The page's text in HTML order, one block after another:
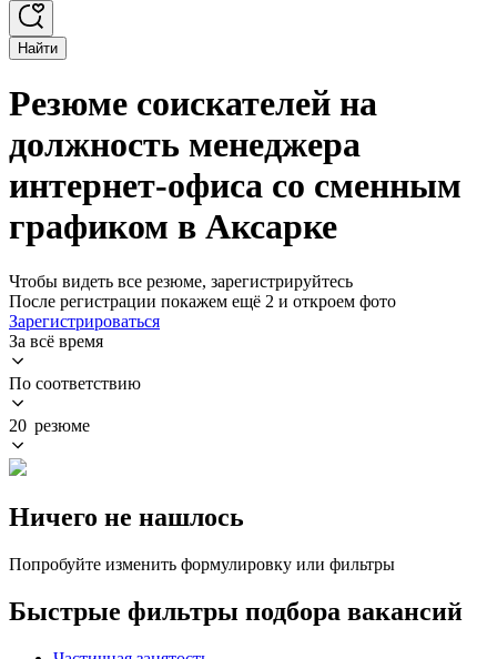
Найти
Резюме соискателей на
должность менеджера
интернет-офиса со сменным
графиком в Аксарке
Чтобы видеть все резюме, зарегистрируйтесь
После регистрации покажем ещё 2 и откроем фото
Зарегистрироваться
За всё время
По соответствию
20 резюме
Ничего не нашлось
Попробуйте изменить формулировку или фильтры
Быстрые фильтры подбора вакансий